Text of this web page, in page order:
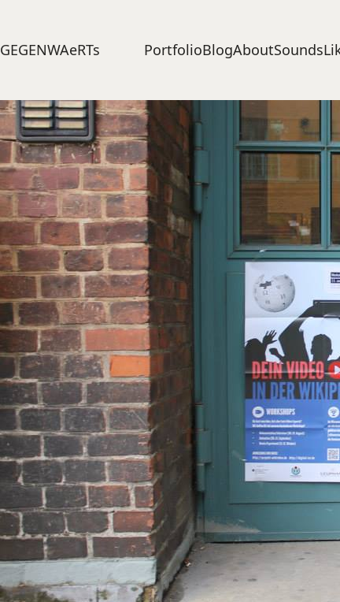
GEGENWAeRTs PortfolioBlogAbout